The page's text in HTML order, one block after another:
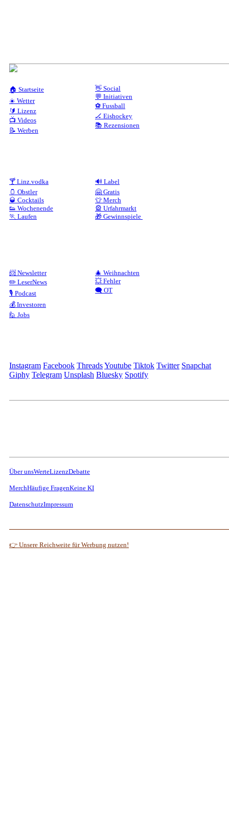
🏠 Startseite
☀️ Wetter
🔰 Lizenz
📺 Videos
📝 Werben
👋 Social
💬 Initiativen
⚽ Fussball
🏒 Eishockey
📚 Rezensionen
🍸 Linz.vodka
🫙 Obstler
🥃 Cocktails
👟 Wochenende
🏃 Laufen
🔊 Label
🤗 Gratis
👕 Merch
🎡 Urfahrmarkt
🎁 Gewinnspiele
📨 Newsletter
✏️ LeserNews
🎙️ Podcast
💰 Investoren
🙋 Jobs
🎄 Weihnachten
💥 Fehler
🗨️ OT
Instagram Facebook ThreadsYoutube Tiktok Twitter Snapchat
Giphy Telegram Unsplash Bluesky Spotify
Über unsWerteLizenzDebatte
MerchHäufige FragenKeine KI
DatenschutzImpressum
👉 Unsere Reichweite für Werbung nutzen!